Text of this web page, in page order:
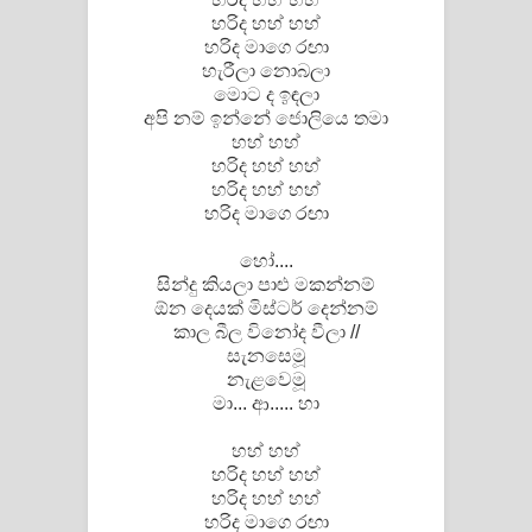
පාරනා ගීතයේ පද පෙළ
හරිද හහ් හහ්
හරිද මාගෙ රඟා
හැරීලා ‌නොබලා
මොට ද ඉඳලා
අපි නම් ඉන්නේ ජොලියෙ තමා
හහ් හහ්
හරිද හහ් හහ්
හරිද හහ් හහ්
හරිද මාගෙ රඟා
හෝ....
සින්දු කියලා පාළු මකන්නම්
ඕන දෙයක් මිස්ටර් දෙන්නම්
කාල බීල විනෝද වීලා //
සැනසෙමූ
නැළවෙමූ
මා... ආ..... හා
හහ් හහ්
හරිද හහ් හහ්
හරිද හහ් හහ්
හරිද මාගෙ රඟා